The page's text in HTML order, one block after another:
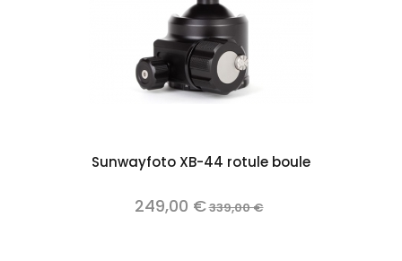
Sunwayfoto XB-44 rotule boule
249,00 €339,00 €